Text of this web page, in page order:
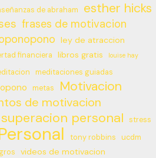
de abraham esther hicks
frases de motivacion
ley de atraccion
financiera libros gratis louise hay
meditaciones guiadas
metas Motivacion
de motivacion
personal stress
tony robbins
ucdm
videos de motivacion